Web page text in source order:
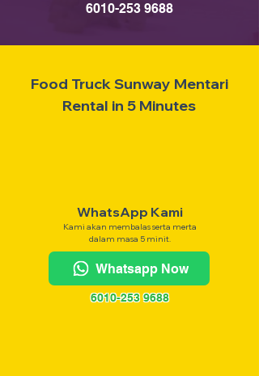
6010-253 9688
Food Truck Sunway Mentari
Rental in 5 Minutes
WhatsApp Kami
Kami akan membalas serta merta
dalam masa 5 minit.
Whatsapp Now
6010-253 9688